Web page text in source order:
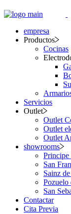
empresa
Productos
Cocinas
Servicios
Outlet
Outlet
Outlet
Outlet
showrooms
Principe
San
Sainz
Pozuelo
San
Contactar
Cita Previa